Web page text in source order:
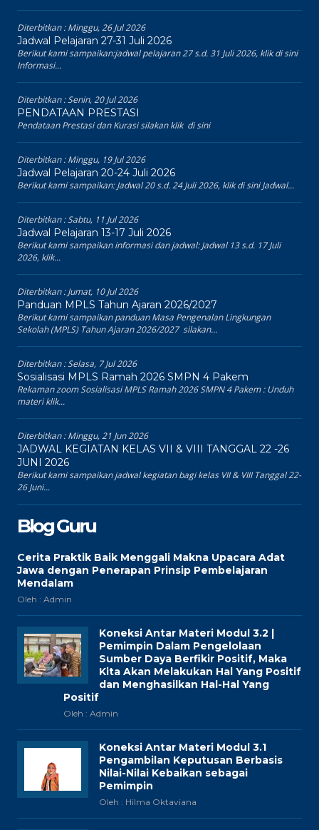
Diterbitkan :Minggu, 26 Jul 2026
Jadwal Pelajaran 27-31 Juli 2026
Berikut kami sampaikan:jadwal pelajaran 27 s.d. 31 Juli 2026, klik di sini
Informasi...
Diterbitkan :Senin, 20 Jul 2026
PENDATAAN PRESTASI
Pendataan Prestasi dan Kurasi silakan klik di sini
Diterbitkan :Minggu, 19 Jul 2026
Jadwal Pelajaran 20-24 Juli 2026
Berikut kami sampaikan: Jadwal 20 s.d. 24 Juli 2026, klik di sini Jadwal...
Diterbitkan :Sabtu, 11 Jul 2026
Jadwal Pelajaran 13-17 Juli 2026
Berikut kami sampaikan informasi dan jadwal: Jadwal 13 s.d. 17 Juli
2026, klik...
Diterbitkan :Jumat, 10 Jul 2026
Panduan MPLS Tahun Ajaran 2026/2027
Berikut kami sampaikan panduan Masa Pengenalan Lingkungan
Sekolah (MPLS) Tahun Ajaran 2026/2027 silakan...
Diterbitkan :Selasa, 7 Jul 2026
Sosialisasi MPLS Ramah 2026 SMPN 4 Pakem
Rekaman zoom Sosialisasi MPLS Ramah 2026 SMPN 4 Pakem : Unduh
materi klik...
Diterbitkan :Minggu, 21 Jun 2026
JADWAL KEGIATAN KELAS VII & VIII TANGGAL 22 -26
JUNI 2026
Berikut kami sampaikan jadwal kegiatan bagi kelas VII & VIII Tanggal 22-
26 Juni...
Blog Guru
Cerita Praktik Baik Menggali Makna Upacara Adat
Jawa dengan Penerapan Prinsip Pembelajaran
Mendalam
Oleh : Admin
Koneksi Antar Materi Modul 3.2 |
Pemimpin Dalam Pengelolaan
Sumber Daya Berfikir Positif, Maka
Kita Akan Melakukan Hal Yang Positif
dan Menghasilkan Hal-Hal Yang
Positif
Oleh : Admin
Koneksi Antar Materi Modul 3.1
Pengambilan Keputusan Berbasis
Nilai-Nilai Kebaikan sebagai
Pemimpin
Oleh : Hilma Oktaviana